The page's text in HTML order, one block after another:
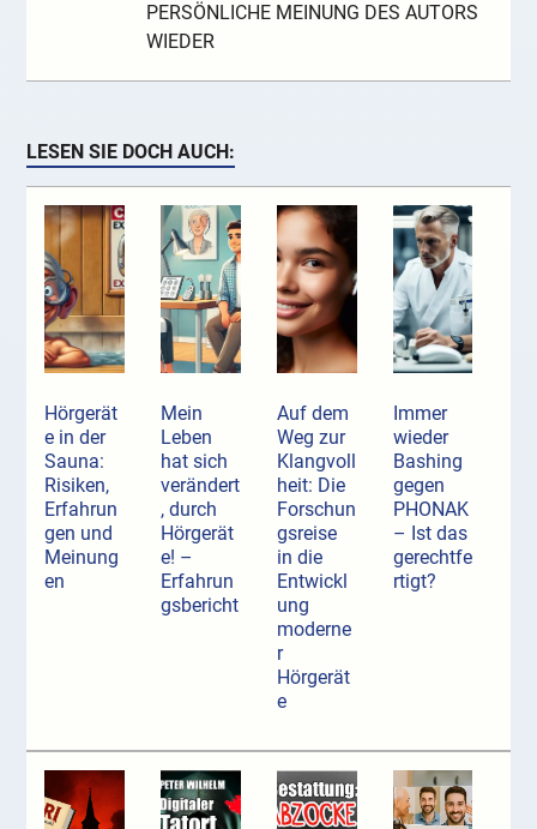
PERSÖNLICHE MEINUNG DES AUTORS
WIEDER
LESEN SIE DOCH AUCH:
Hörgerät
e in der
Sauna:
Risiken,
Erfahrun
gen und
Meinung
en
Mein
Leben
hat sich
verändert
, durch
Hörgerät
e! –
Erfahrun
gsbericht
Auf dem
Weg zur
Klangvoll
heit: Die
Forschun
gsreise
in die
Entwickl
ung
moderne
r
Hörgerät
e
Immer
wieder
Bashing
gegen
PHONAK
– Ist das
gerechtfe
rtigt?